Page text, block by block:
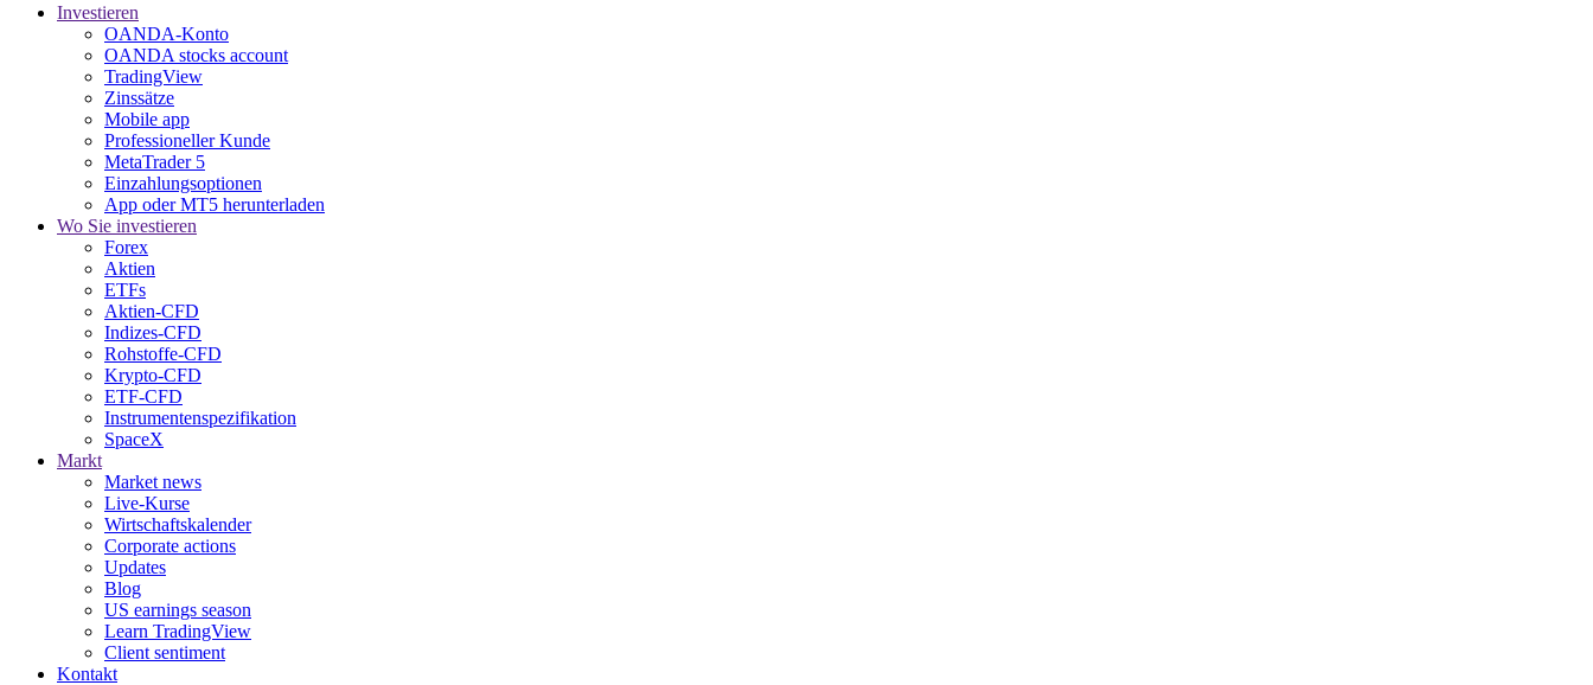
Investieren
OANDA-Konto
OANDA stocks account
TradingView
Zinssätze
Mobile app
Professioneller Kunde
MetaTrader 5
Einzahlungsoptionen
App oder MT5 herunterladen
Wo Sie investieren
Forex
Aktien
ETFs
Aktien-CFD
Indizes-CFD
Rohstoffe-CFD
Krypto-CFD
ETF-CFD
Instrumentenspezifikation
SpaceX
Markt
Market news
Live-Kurse
Wirtschaftskalender
Corporate actions
Updates
Blog
US earnings season
Learn TradingView
Client sentiment
Kontakt